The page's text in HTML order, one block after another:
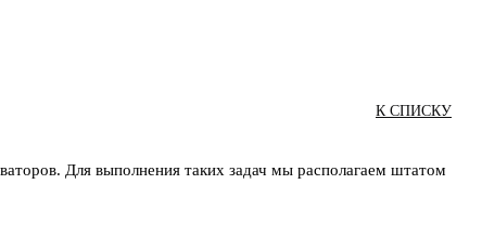
К СПИСКУ
Для выполнения таких задач мы располагаем штатом